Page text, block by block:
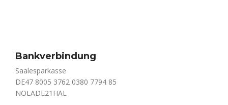
Bankverbindung
Saalesparkasse
DE47 8005 3762 0380 7794 85
NOLADE21HAL